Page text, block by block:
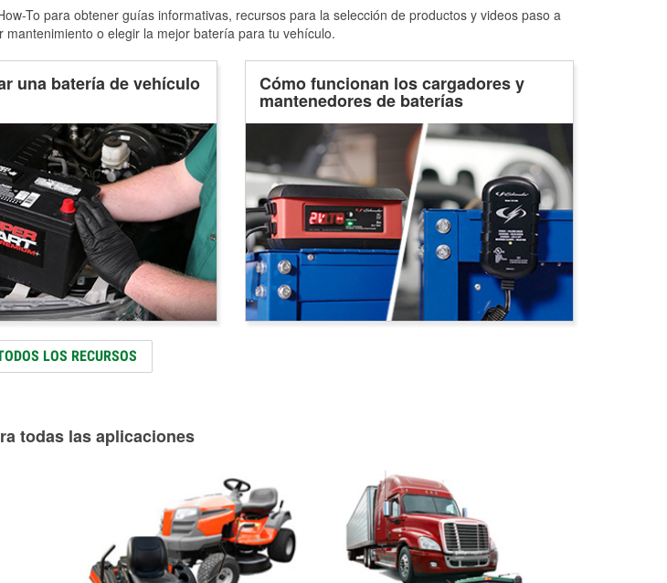
To para obtener guías informativas, recursos para la selección de productos y videos paso a
o elegir la mejor batería para tu vehículo.
una batería de vehículo Cómo funcionan los cargadores y
mantenedores de baterías
LOS RECURSOS
todas las aplicaciones